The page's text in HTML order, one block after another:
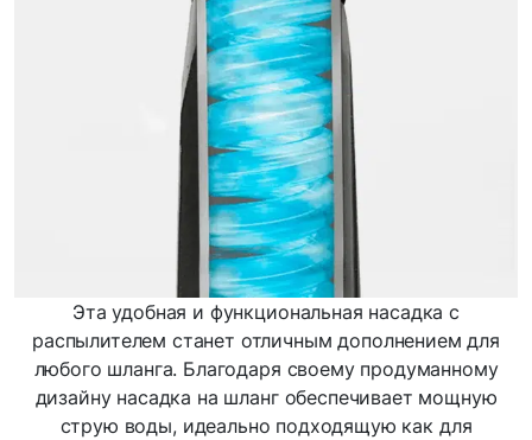
Эта удобная и функциональная насадка с
распылителем станет отличным дополнением для
любого шланга. Благодаря своему продуманному
дизайну насадка на шланг обеспечивает мощную
струю воды, идеально подходящую как для